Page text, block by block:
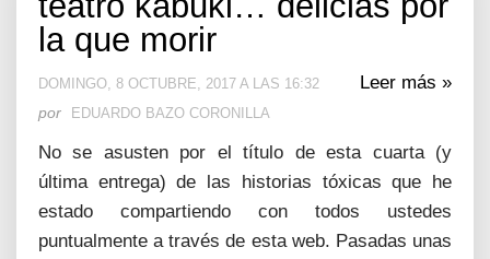
la que morir
Leer más »
DOMINGO, 8 OCTUBRE, 2017 A LAS 16:32
por EDUARDO BAZO CORONILLA
No se asusten por el título de esta cuarta (y
última entrega) de las historias tóxicas que he
estado compartiendo con todos ustedes
puntualmente a través de esta web. Pasadas unas